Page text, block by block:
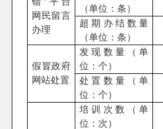
网民留言
办理
（单位：条）
超期办结数量
（单位：条）
假冒政府
网站处置
发现数量（单
位：个）
处置数量（单
位：个）
培训次数（单
位：次）